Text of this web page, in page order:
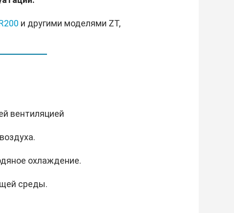
и другими моделями ZT,
вентиляцией
охлаждение.
среды.